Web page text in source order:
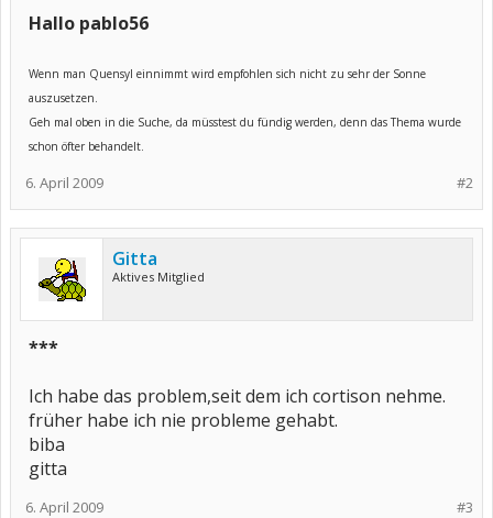
Hallo pablo56
Wenn man Quensyl einnimmt wird empfohlen sich nicht zu sehr der Sonne
auszusetzen.
Geh mal oben in die Suche, da müsstest du fündig werden, denn das Thema wurde
schon öfter behandelt.
#2
6. April 2009
Gitta
Aktives Mitglied
***
Ich habe das problem,seit dem ich cortison nehme.
früher habe ich nie probleme gehabt.
biba
gitta
#3
6. April 2009